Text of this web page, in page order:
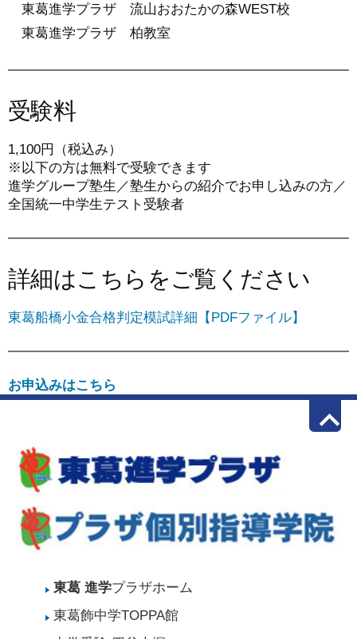
東葛進学プラザ 流山おおたかの森WEST校
東葛進学プラザ 柏教室
受験料
1,100円（税込み）
※以下の方は無料で受験できます
進学グループ塾生／塾生からの紹介でお申し込みの方／
全国統一中学生テスト受験者
詳細はこちらをご覧ください
東葛船橋小金合格判定模試詳細【PDFファイル】
お申込みはこちら
keyboard_arrow_up
東葛 進学プラザホーム
東葛飾中学TOPPA館